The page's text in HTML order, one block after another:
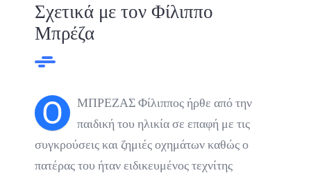
Σχετικά με τον Φίλιππο
Μπρέζα
O
ΜΠΡΕΖΑΣ Φίλιππος ήρθε από την
παιδική του ηλικία σε επαφή με τις
συγκρούσεις και ζημιές οχημάτων καθώς ο
πατέρας του ήταν ειδικευμένος τεχνίτης